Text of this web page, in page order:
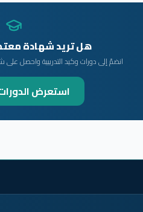
هل تريد شهادة
انضمّ إلى دورات وكيد التدريبية واحصل
استعرض